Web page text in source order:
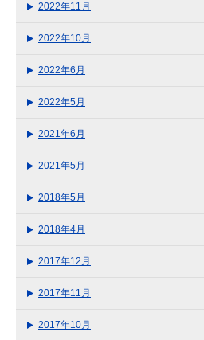
2022年11月
2022年10月
2022年6月
2022年5月
2021年6月
2021年5月
2018年5月
2018年4月
2017年12月
2017年11月
2017年10月